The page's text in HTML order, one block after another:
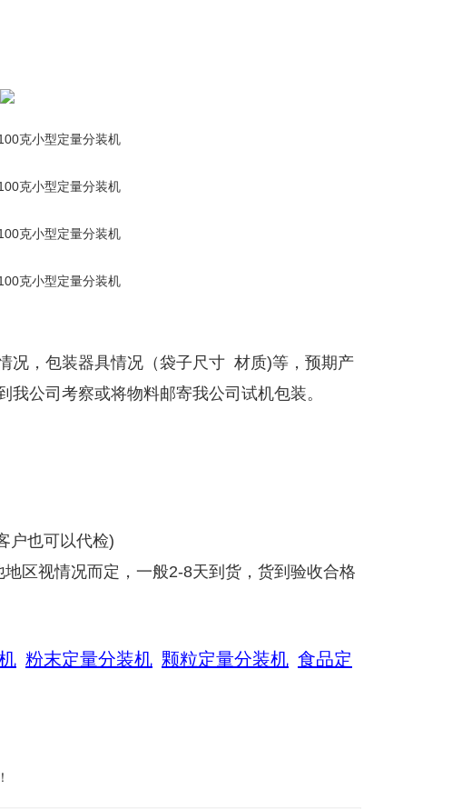
况，包装器具情况（袋子尺寸 材质)等，预期产
公司考察或将物料邮寄我公司试机包装。
户也可以代检)
区视情况而定，一般2-8天到货，货到验收合格
粉末定量分装机 颗粒定量分装机 食品定